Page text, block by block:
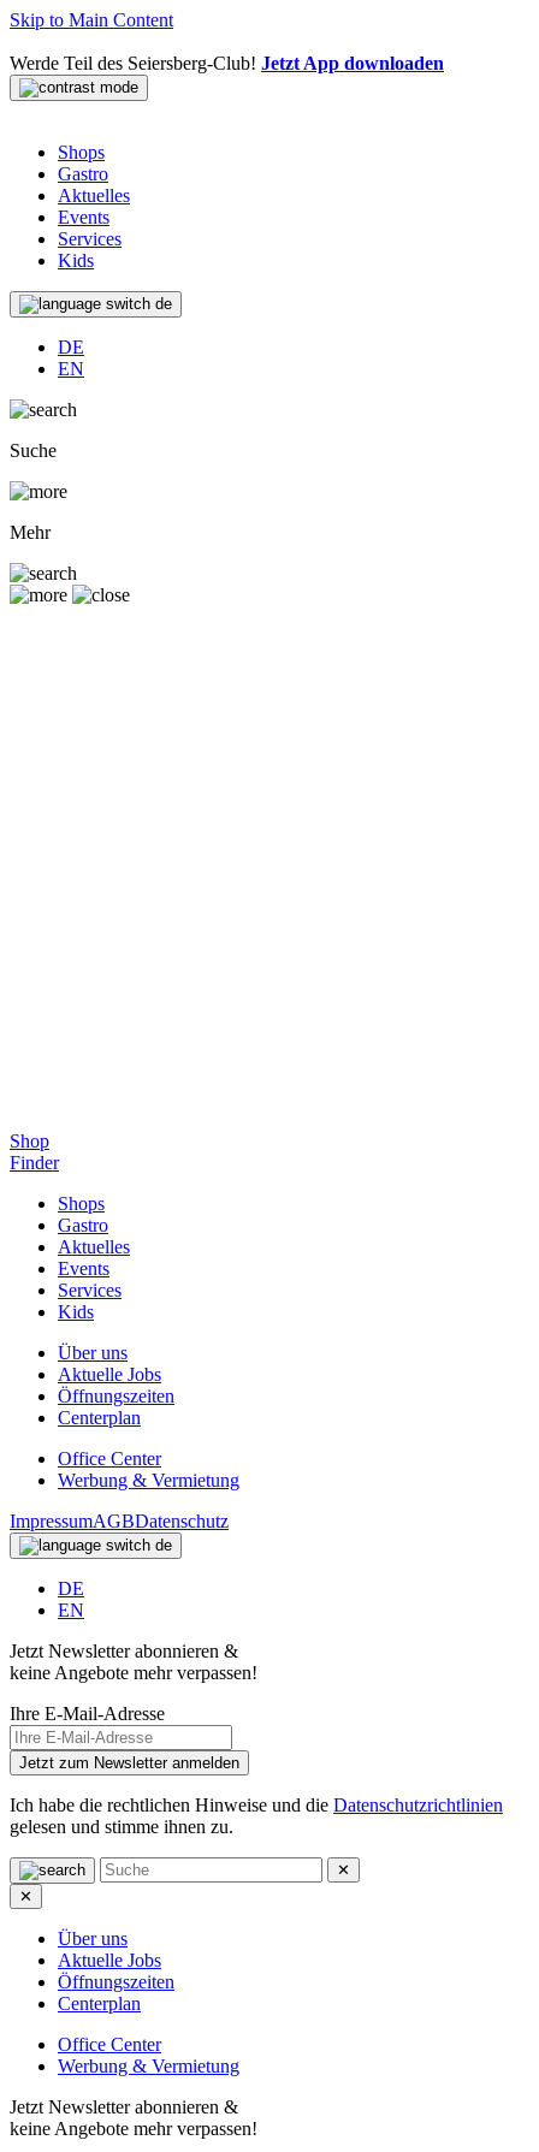
Skip to Main Content
Werde Teil des Seiersberg-Club! Jetzt App downloaden
Shops
Gastro
Aktuelles
Events
Services
Kids
de
DE
EN
Suche
Mehr
Shop
Finder
Shops
Gastro
Aktuelles
Events
Services
Kids
Über uns
Aktuelle Jobs
Öffnungszeiten
Centerplan
Office Center
Werbung & Vermietung
ImpressumAGBDatenschutz
de
DE
EN
Jetzt Newsletter abonnieren &
keine Angebote mehr verpassen!
Ihre E-Mail-Adresse
Jetzt zum Newsletter anmelden
Ich habe die rechtlichen Hinweise und die Datenschutzrichtlinien
gelesen und stimme ihnen zu.
✕
✕
Über uns
Aktuelle Jobs
Öffnungszeiten
Centerplan
Office Center
Werbung & Vermietung
Jetzt Newsletter abonnieren &
keine Angebote mehr verpassen!